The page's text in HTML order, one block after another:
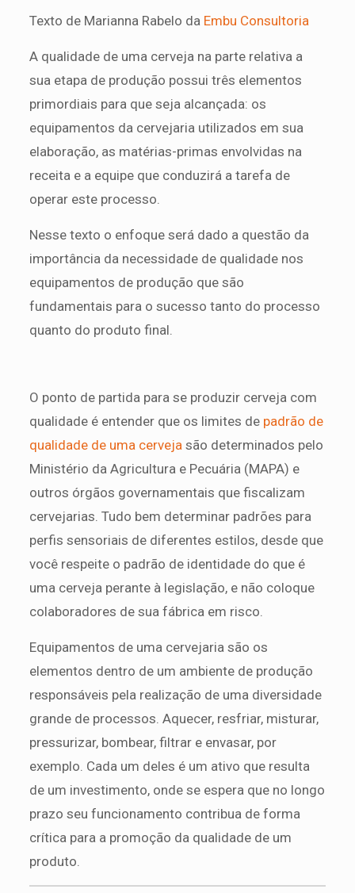
Texto de Marianna Rabelo da Embu Consultoria
A qualidade de uma cerveja na parte relativa a
sua etapa de produção possui três elementos
primordiais para que seja alcançada: os
equipamentos da cervejaria utilizados em sua
elaboração, as matérias-primas envolvidas na
receita e a equipe que conduzirá a tarefa de
operar este processo.
Nesse texto o enfoque será dado a questão da
importância da necessidade de qualidade nos
equipamentos de produção que são
fundamentais para o sucesso tanto do processo
quanto do produto final.
O ponto de partida para se produzir cerveja com
qualidade é entender que os limites de padrão de
qualidade de uma cerveja são determinados pelo
Ministério da Agricultura e Pecuária (MAPA) e
outros órgãos governamentais que fiscalizam
cervejarias. Tudo bem determinar padrões para
perfis sensoriais de diferentes estilos, desde que
você respeite o padrão de identidade do que é
uma cerveja perante à legislação, e não coloque
colaboradores de sua fábrica em risco.
Equipamentos de uma cervejaria são os
elementos dentro de um ambiente de produção
responsáveis pela realização de uma diversidade
grande de processos. Aquecer, resfriar, misturar,
pressurizar, bombear, filtrar e envasar, por
exemplo. Cada um deles é um ativo que resulta
de um investimento, onde se espera que no longo
prazo seu funcionamento contribua de forma
crítica para a promoção da qualidade de um
produto.